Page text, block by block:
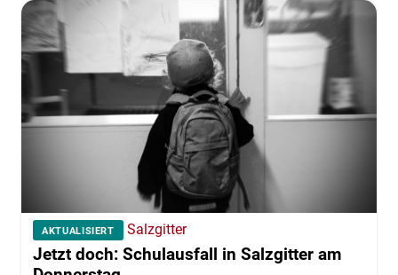
AKTUALISIERT Salzgitter
Jetzt doch: Schulausfall in Salzgitter am